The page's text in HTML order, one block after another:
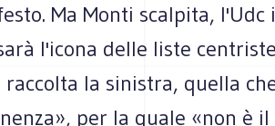
Ma Monti scalpita, l'Udc
l'icona delle liste
la sinistra, quella
per la quale «non è